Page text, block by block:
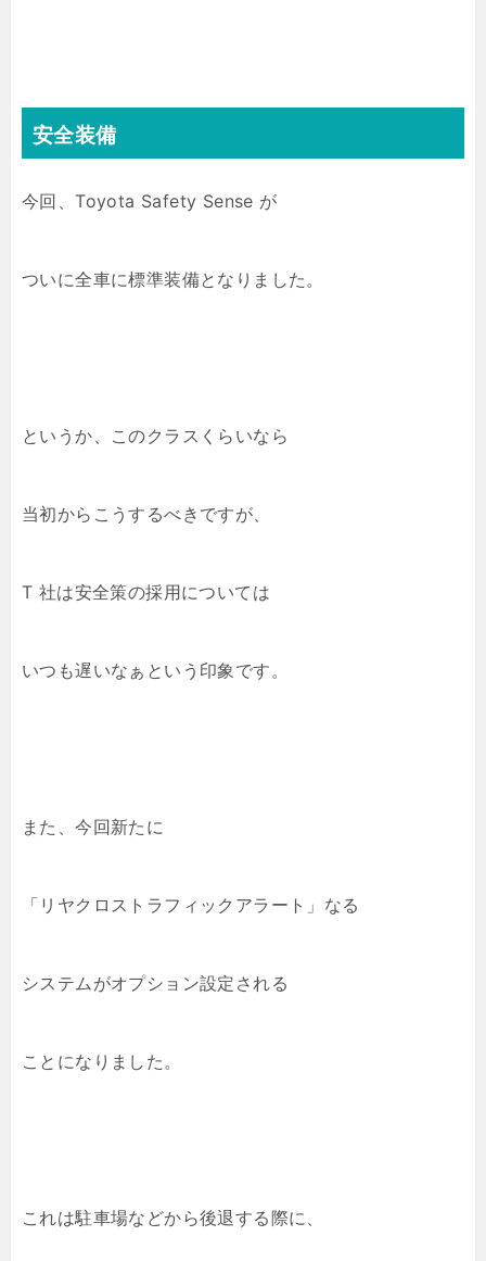
安全装備
今回、Toyota Safety Sense が
ついに全車に標準装備となりました。
というか、このクラスくらいなら
当初からこうするべきですが、
T 社は安全策の採用については
いつも遅いなぁという印象です。
また、今回新たに
「リヤクロストラフィックアラート」なる
システムがオプション設定される
ことになりました。
これは駐車場などから後退する際に、